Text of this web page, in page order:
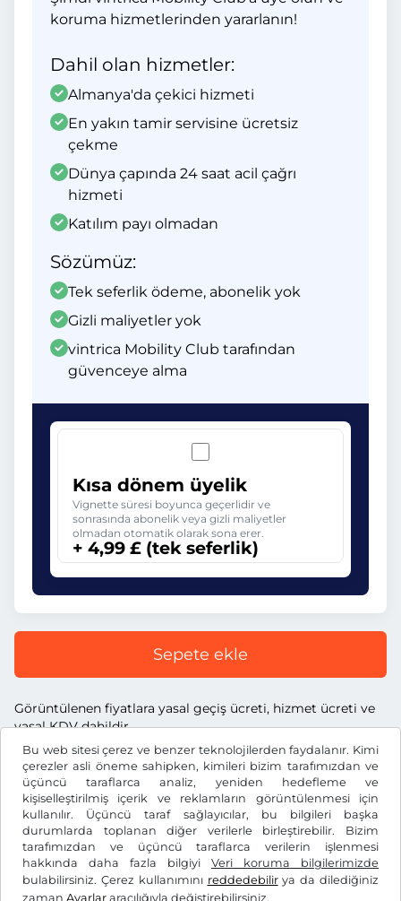
Bu web sitesi çerez ve benzer teknolojilerden faydalanır. Kimi
çerezler asli öneme sahipken, kimileri bizim tarafımızdan ve
üçüncü taraflarca analiz, yeniden hedefleme ve
kişiselleştirilmiş içerik ve reklamların görüntülenmesi için
kullanılır. Üçüncü taraf sağlayıcılar, bu bilgileri başka
durumlarda toplanan diğer verilerle birleştirebilir. Bizim
tarafımızdan ve üçüncü taraflarca verilerin işlenmesi
hakkında daha fazla bilgiyi Veri koruma bilgilerimizde
bulabilirsiniz. Çerez kullanımını reddedebilirya da dilediğiniz
zaman Ayarlar aracılığıyla değiştirebilirsiniz.
koruma hizmetlerinden yararlanın!
Dahil olan hizmetler:
Almanya'da çekici hizmeti
En yakın tamir servisine ücretsiz
çekme
Dünya çapında 24 saat acil çağrı
hizmeti
Katılım payı olmadan
Sözümüz:
Tek seferlik ödeme, abonelik yok
Gizli maliyetler yok
vintrica Mobility Club tarafından
güvenceye alma
Kısa dönem üyelik
Vignette süresi boyunca geçerlidir ve
sonrasında abonelik veya gizli maliyetler
olmadan otomatik olarak sona erer.
+ 4,99 £ (tek seferlik)
Sepete ekle
Görüntülenen fiyatlara yasal geçiş ücreti, hizmet ücreti ve
yasal KDV dahildir.
£GBP
Facebook Instagram